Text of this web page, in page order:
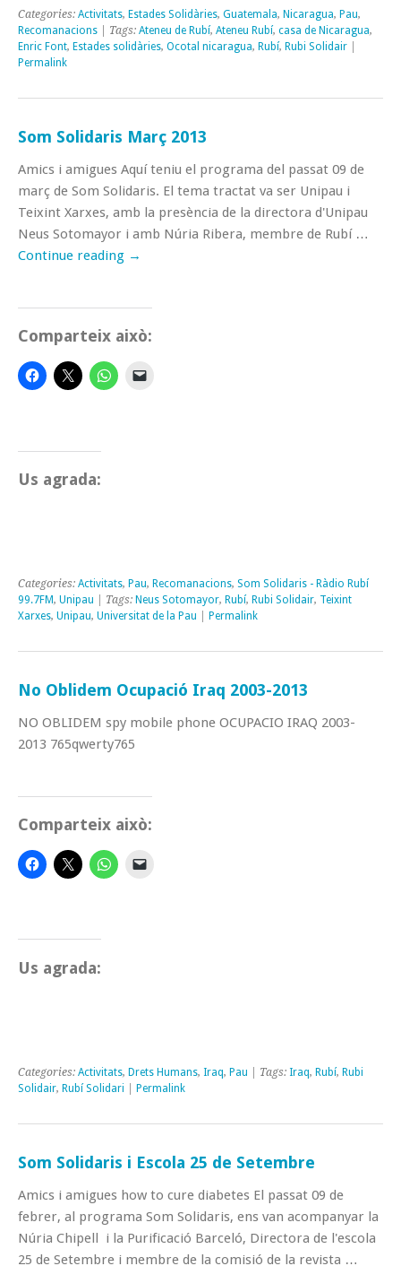
Categories: Activitats, Estades Solidàries, Guatemala, Nicaragua, Pau,
Recomanacions | Tags: Ateneu de Rubí, Ateneu Rubí, casa de Nicaragua,
Enric Font, Estades solidàries, Ocotal nicaragua, Rubí, Rubi Solidair
Permalink
Som Solidaris Març 2013
Amics i amigues Aquí teniu el programa del passat 09 de
març de Som Solidaris. El tema tractat va ser Unipau i
Teixint Xarxes, amb la presència de la directora d'Unipau
Neus Sotomayor i amb Núria Ribera, membre de Rubí …
Continue reading →
Comparteix això:
Us agrada:
Categories: Activitats, Pau, Recomanacions, Som Solidaris - Ràdio Rubí
99.7FM, Unipau | Tags: Neus Sotomayor, Rubí, Rubi Solidair, Teixint
Xarxes, Unipau, Universitat de la Pau Permalink
No Oblidem Ocupació Iraq 2003-2013
NO OBLIDEM spy mobile phone OCUPACIO IRAQ 2003-
2013 765qwerty765
Comparteix això:
Us agrada:
Categories: Activitats, Drets Humans, Iraq, Pau | Tags: Iraq, Rubí, Rubi
Solidair, Rubí Solidari Permalink
Som Solidaris i Escola 25 de Setembre
Amics i amigues how to cure diabetes El passat 09 de
febrer, al programa Som Solidaris, ens van acompanyar la
Núria Chipell i la Purificació Barceló, Directora de l'escola
25 de Setembre i membre de la comisió de la revista …